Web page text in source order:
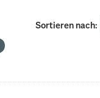
Sortieren nach